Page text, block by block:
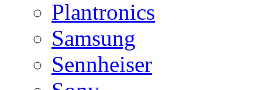
Plantronics
Samsung
Sennheiser